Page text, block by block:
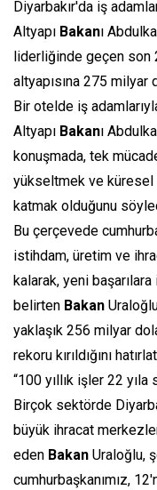
Diyarbakır'da iş
Altyapı Bakanı
liderliğinde geçen son
altyapısına 275 milyar
Bir otelde iş
Altyapı Bakanı
konuşmada, tek
yükseltmek ve küresel
katmak olduğunu
Bu çerçevede
istihdam, üretim ve
kalarak, yeni başarılara
belirten Bakan
yaklaşık 256 milyar
rekoru kırıldığını
“100 yıllık işler 22 yıla
Birçok sektörde
büyük ihracat
eden Bakan Uraloğlu,
cumhurbaşkanımız,